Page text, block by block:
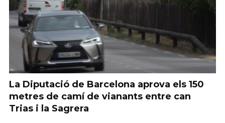
La Diputació de Barcelona aprova els 150
metres de camí de vianants entre can
Trias i la Sagrera